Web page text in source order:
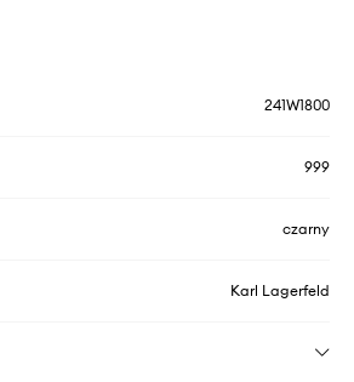
241W1800
999
czarny
Karl Lagerfeld